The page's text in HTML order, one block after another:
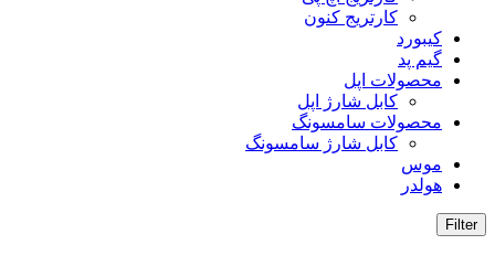
کارتریج کنون
کیبورد
گیم پد
محصولات اپل
کابل شارژ اپل
محصولات سامسونگ
کابل شارژ سامسونگ
موس
هولدر
Filter